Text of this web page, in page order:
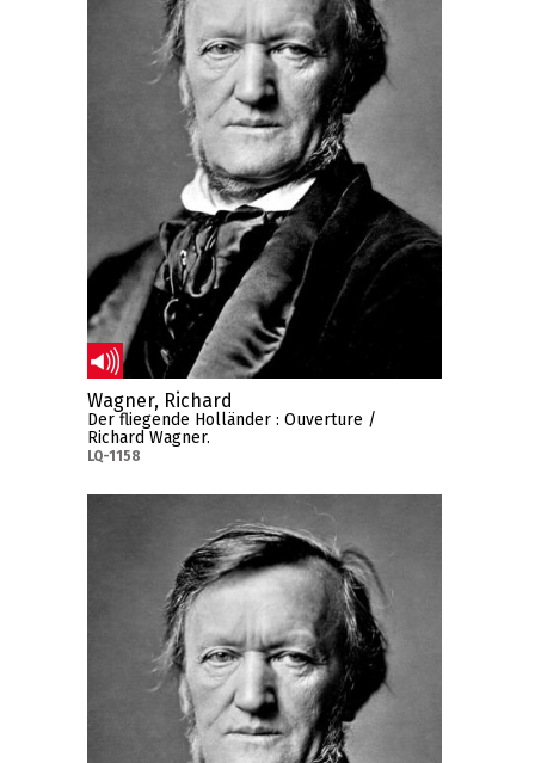
Wagner, Richard
Der fliegende Holländer : Ouverture /
Richard Wagner.
LQ-1158